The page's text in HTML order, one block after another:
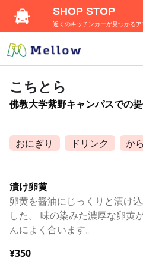
こちとら
佛教大学紫野キャンパスでの
おにぎり ドリンク か
漬け卵黄
卵黄を醤油にじっくりと漬け込
した。 味の染みた濃厚な卵黄
んによく合います。
¥350
SHOP STOP
近くのキッチンカーが見つかるア